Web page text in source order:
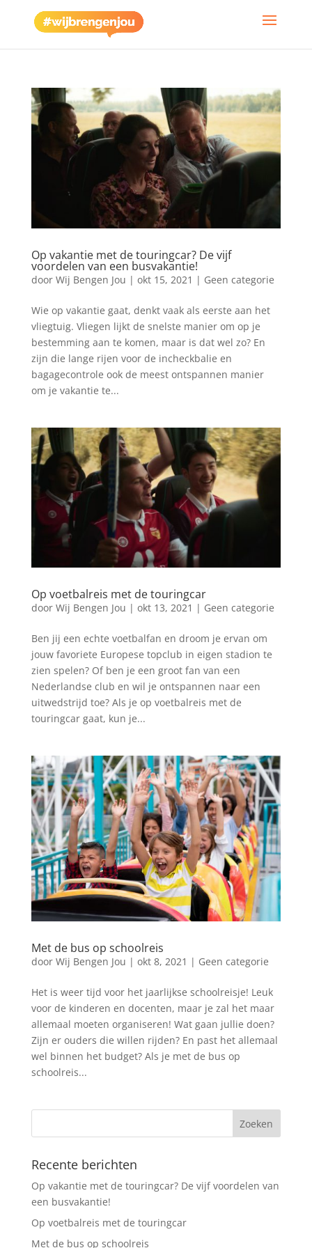
Op vakantie met de touringcar? De vijf
voordelen van een busvakantie!
door Wij Bengen Jou | okt 15, 2021 | Geen categorie
Wie op vakantie gaat, denkt vaak als eerste aan het
vliegtuig. Vliegen lijkt de snelste manier om op je
bestemming aan te komen, maar is dat wel zo? En
zijn die lange rijen voor de incheckbalie en
bagagecontrole ook de meest ontspannen manier
om je vakantie te...
Op voetbalreis met de touringcar
door Wij Bengen Jou | okt 13, 2021 | Geen categorie
Ben jij een echte voetbalfan en droom je ervan om
jouw favoriete Europese topclub in eigen stadion te
zien spelen? Of ben je een groot fan van een
Nederlandse club en wil je ontspannen naar een
uitwedstrijd toe? Als je op voetbalreis met de
touringcar gaat, kun je...
Met de bus op schoolreis
door Wij Bengen Jou | okt 8, 2021 | Geen categorie
Het is weer tijd voor het jaarlijkse schoolreisje! Leuk
voor de kinderen en docenten, maar je zal het maar
allemaal moeten organiseren! Wat gaan jullie doen?
Zijn er ouders die willen rijden? En past het allemaal
wel binnen het budget? Als je met de bus op
schoolreis...
Recente berichten
Op vakantie met de touringcar? De vijf voordelen van
een busvakantie!
Op voetbalreis met de touringcar
Met de bus op schoolreis